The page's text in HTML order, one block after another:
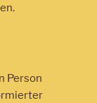
Person